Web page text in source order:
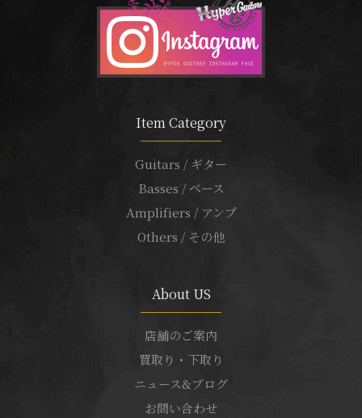
Item Category
Guitars / ギター
Basses / ベース
Amplifiers / アンプ
Others / その他
About US
店舗のご案内
買取り・下取り
ニュース&ブログ
お問い合わせ